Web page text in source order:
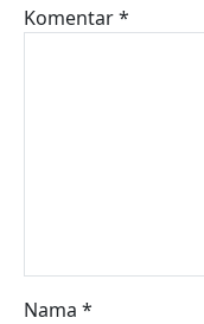
Komentar*
Nama *